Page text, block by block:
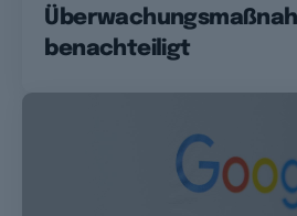
benachteiligt